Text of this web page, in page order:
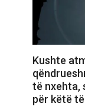
Kushte
të nxehta,
për këtë